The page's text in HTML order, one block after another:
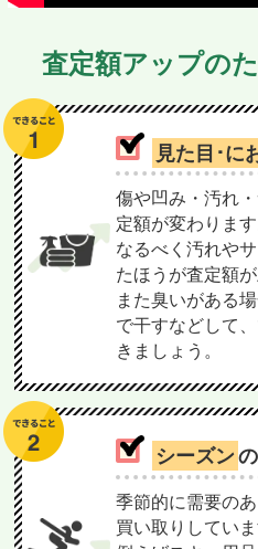
査定額アップの
見た目･に
傷や凹み・汚れ
定額が変わります
なるべく汚れや
たほうが査定額が
また臭いがある
で干すなどして
きましょう。
シーズン
季節的に需要の
買い取りしていま